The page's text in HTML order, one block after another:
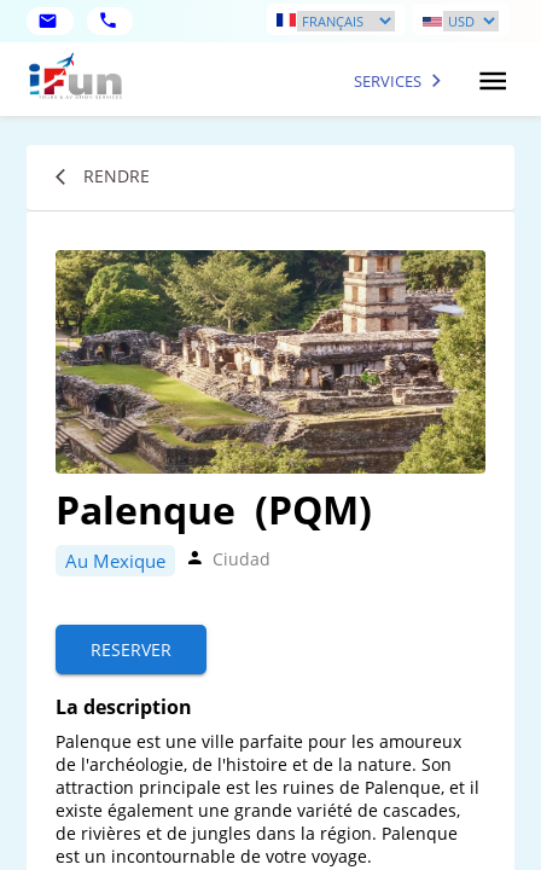
SERVICES
RENDRE
Palenque (PQM)
Au Mexique Ciudad
RESERVER
La description
Palenque est une ville parfaite pour les amoureux
de l'archéologie, de l'histoire et de la nature. Son
attraction principale est les ruines de Palenque, et il
existe également une grande variété de cascades,
de rivières et de jungles dans la région. Palenque
est un incontournable de votre voyage.